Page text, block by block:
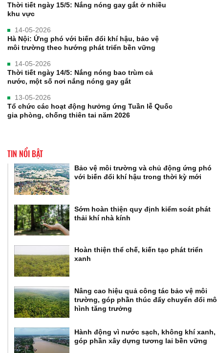
Thời tiết ngày 15/5: Nắng nóng gay gắt ở nhiều
khu vực
14-05-2026
Hà Nội: Ứng phó với biến đổi khí hậu, bảo vệ
môi trường theo hướng phát triển bền vững
14-05-2026
Thời tiết ngày 14/5: Nắng nóng bao trùm cả
nước, một số nơi nắng nóng gay gắt
13-05-2026
Tổ chức các hoạt động hưởng ứng Tuần lễ Quốc
gia phòng, chống thiên tai năm 2026
TIN NỔI BẬT
Bảo vệ môi trường và chủ động ứng phó
với biến đổi khí hậu trong thời kỳ mới
Sớm hoàn thiện quy định kiểm soát phát
thải khí nhà kính
Hoàn thiện thể chế, kiến tạo phát triển
xanh
Nâng cao hiệu quả công tác bảo vệ môi
trường, góp phần thúc đẩy chuyển đổi mô
hình tăng trưởng
Hành động vì nước sạch, không khí xanh,
góp phần xây dựng tương lai bền vững